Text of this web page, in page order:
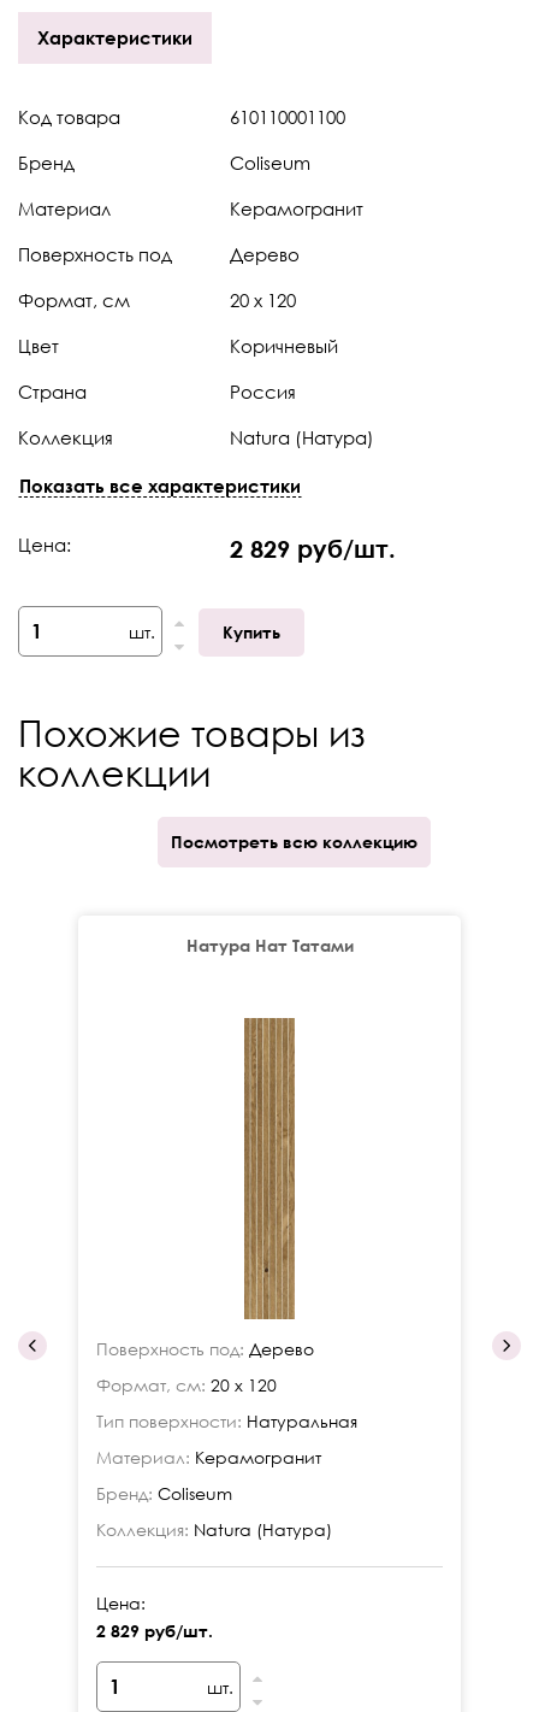
Характеристики
Код товара 610110001100
Бренд Coliseum
Материал Керамогранит
Поверхность под Дерево
Формат, см 20 x 120
Цвет Коричневый
Страна Россия
Коллекция Natura (Натура)
Штук в коробке 5
Толщина 9 мм
Кратность отпуска шт.
Показать все характеристики
Цена: 2 829 руб/шт.
шт. Купить
Похожие товары из
коллекции
Посмотреть всю коллекцию
Натура Нат Татами
Поверхность под: Дерево
Формат, см: 20 x 120
Тип поверхности: Натуральная
Материал: Керамогранит
Бренд: Coliseum
Коллекция: Natura (Натура)
Цена:
2 829 руб/шт.
шт.